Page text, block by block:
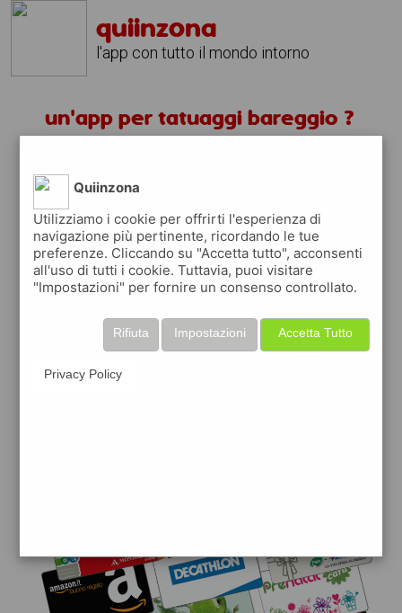
quiinzona
l'app con tutto il mondo intorno
un'app per tatuaggi bareggio ?
quiinzona è una app
gratuita
che ti aiuta se cerchi 'un'app per tatuaggi
bareggio ? ' e che ti premia ogni volta che
la usi
raccogli punti da convertire inbuoni sconto
o gift card
per fare la spesa, fare
Quiinzona
Utilizziamo i cookie per offrirti l'esperienza di
navigazione più pertinente, ricordando le tue
preferenze. Cliccando su "Accetta tutto", acconsenti
all'uso di tutti i cookie. Tuttavia, puoi visitare
"Impostazioni" per fornire un consenso controllato.
Accetta Tutto
Impostazioni
Rifiuta
Privacy Policy